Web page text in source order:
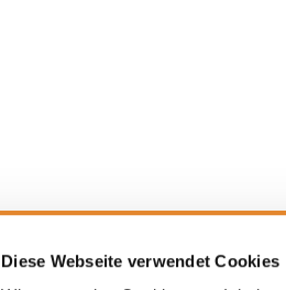
Diese Webseite verwendet Cookies